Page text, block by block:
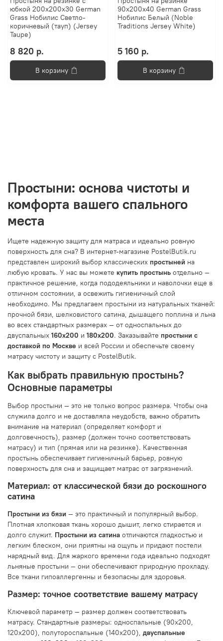
юбкой 200х200х30 German
Grass Нобилис Светло-
коричневый (тауп) (Jersey
Taupe)
8 820 р.
В корзину
90х200х40 German Grass
Нобилис Белый (Noble
Traditions Jersey White)
5 160 р.
В корзину
Простыни: основа чистоты и
комфорта вашего спального
места
Ищете надежную защиту для матраса и идеально ровную
поверхность для сна? В интернет-магазине PostelButik.ru
представлен широкий выбор классических простыней на
любую кровать. У нас вы можете купить простынь отдельно —
практичное решение, когда пододеяльники и наволочки еще в
отличном состоянии, а освежить гигиеничный слой
необходимо. Мы предлагаем простыни из натуральных тканей:
прочной бязи, шелковистого сатина, дышащего поплина и льна
во всех стандартных размерах — от односпальных до
двуспальных 160x200 и 180x200. Заказывайте простыни с
доставкой по Москве и всей России и обеспечьте своему
матрасу чистоту и защиту с PostelButik.
Как выбрать правильную простынь?
Основные параметры
Выбор простыни — это не только вопрос размера. Чтобы она
служила долго и не доставляла неудобств, важно обратить
внимание на материал (определяет комфорт и
долговечность), размер (должен точно соответствовать
матрасу) и тип (прямая или на резинке). Качественная
простынь обеспечивает гигиеничный барьер, ровную
поверхность для сна и защищает матрас от загрязнений.
Материал: от классической бязи до роскошного
сатина
Простыни из бязи — это практичный и популярный выбор.
Плотная хлопковая ткань хорошо дышит, легко стирается и
долго служит. Простыни из сатина отличаются гладкостью и
легким блеском, они приятны на ощупь и придают постели
нарядный вид. Для жаркого времени года идеально подходят
льняные простыни — они обеспечивают природную прохладу.
Все ткани гипоаллергенны и безопасны для здоровья.
Размер: точное соответствие вашему матрасу
Ключевой параметр — размер должен соответствовать
матрасу. Стандартные размеры: односпальные (90x200,
120x200), полутороспальные (140x200), двуспальные